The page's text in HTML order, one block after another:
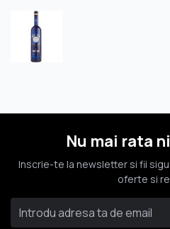
Nu mai rata
Inscrie-te la newsletter si fii
oferte si